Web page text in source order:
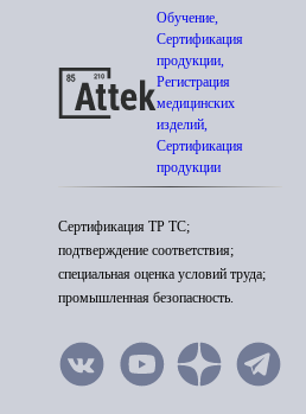
Обучение,
Сертификация
продукции,
Регистрация
медицинских
изделий,
Сертификация
продукции
Сертификация ТР ТС;
подтверждение соответствия;
специальная оценка условий труда;
промышленная безопасность.